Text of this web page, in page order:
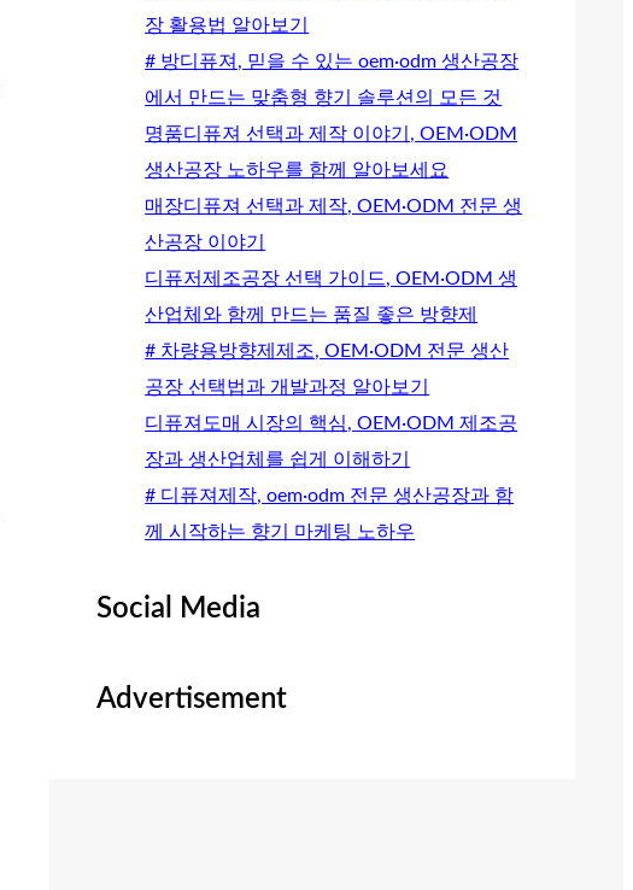
장 활용법 알아보기
# 방디퓨져, 믿을 수 있는 oem·odm 생산공장
에서 만드는 맞춤형 향기 솔루션의 모든 것
명품디퓨져 선택과 제작 이야기, OEM·ODM
생산공장 노하우를 함께 알아보세요
매장디퓨져 선택과 제작, OEM·ODM 전문 생
산공장 이야기
디퓨저제조공장 선택 가이드, OEM·ODM 생
산업체와 함께 만드는 품질 좋은 방향제
# 차량용방향제제조, OEM·ODM 전문 생산
공장 선택법과 개발과정 알아보기
디퓨져도매 시장의 핵심, OEM·ODM 제조공
장과 생산업체를 쉽게 이해하기
# 디퓨져제작, oem·odm 전문 생산공장과 함
께 시작하는 향기 마케팅 노하우
Social Media
Advertisement